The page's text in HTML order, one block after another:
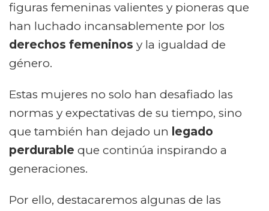
los
derechos
femeninos
en
figuras femeninas valientes y pioneras que
han luchado incansablemente por los
derechos femeninos y la igualdad de
género.
Estas mujeres no solo han desafiado las
normas y expectativas de su tiempo, sino
que también han dejado un legado
perdurable que continúa inspirando a
generaciones.
Por ello, destacaremos algunas de las